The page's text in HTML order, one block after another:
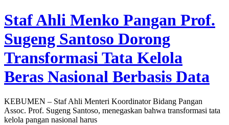
Staf Ahli Menko Pangan Prof.
Sugeng Santoso Dorong
Transformasi Tata Kelola
Beras Nasional Berbasis Data
KEBUMEN – Staf Ahli Menteri Koordinator Bidang Pangan
Assoc. Prof. Sugeng Santoso, menegaskan bahwa transformasi tata
kelola pangan nasional harus